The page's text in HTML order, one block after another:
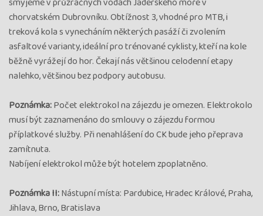
chorvatském Dubrovníku. Obtížnost 3, vhodné pro MTB, i
treková kola s vynecháním některých pasáží či zvolením
asfaltové varianty, ideální pro trénované cyklisty, kteří na kole
běžně vyrážejí do hor. Čekají nás většinou celodenní etapy
nalehko, většinou bez podpory autobusu.
Poznámka:Počet elektrokol na zájezdu je omezen. Elektrokolo
musí být zaznamenáno do smlouvy o zájezdu formou
příplatkové služby. Při nenahlášení do CK bude jeho přeprava
zamítnuta.
Nabíjení elektrokol může být hotelem zpoplatněno.
Poznámka II:Nástupní místa: Pardubice, Hradec Králové, Praha,
Jihlava, Brno, Bratislava